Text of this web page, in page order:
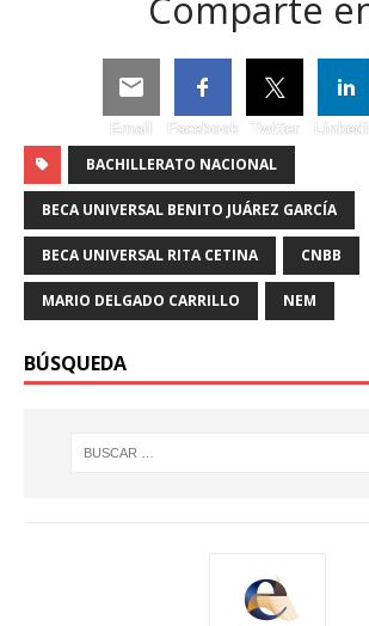
Email Facebook Twitter
BACHILLERATO NACIONAL
BECA UNIVERSAL BENITO JUÁREZ GARCÍA
BECA UNIVERSAL RITA CETINA CNBB
MARIO DELGADO CARRILLO NEM
BÚSQUEDA